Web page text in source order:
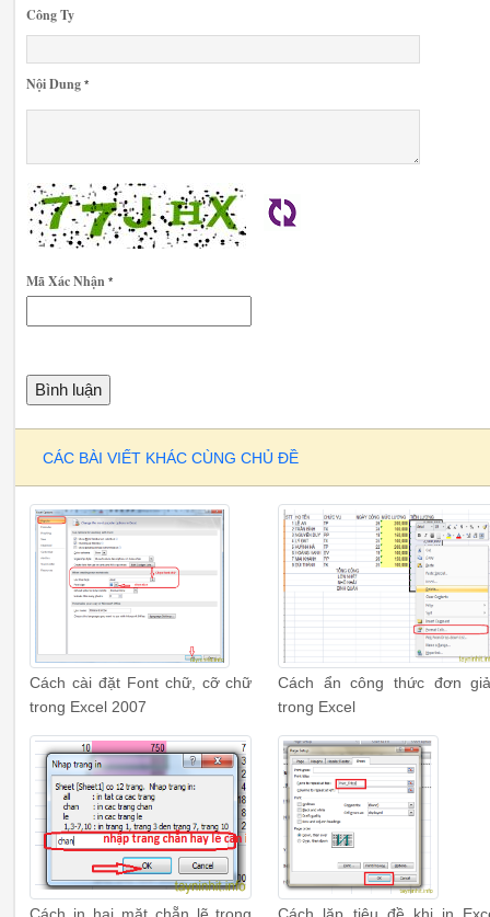
Công Ty
Nội Dung *
Mã Xác Nhận *
CÁC BÀI VIẾT KHÁC CÙNG CHỦ ĐỀ
Cách cài đặt Font chữ, cỡ chữ
trong Excel 2007
Cách ẩn công thức đơn
trong Excel